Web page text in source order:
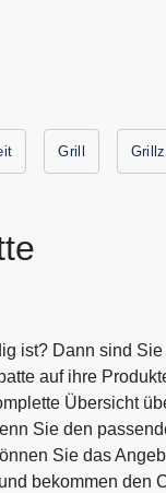
Grill
ist? Dann sind
auf ihre
Übersicht
Sie den
Sie das
bekommen den